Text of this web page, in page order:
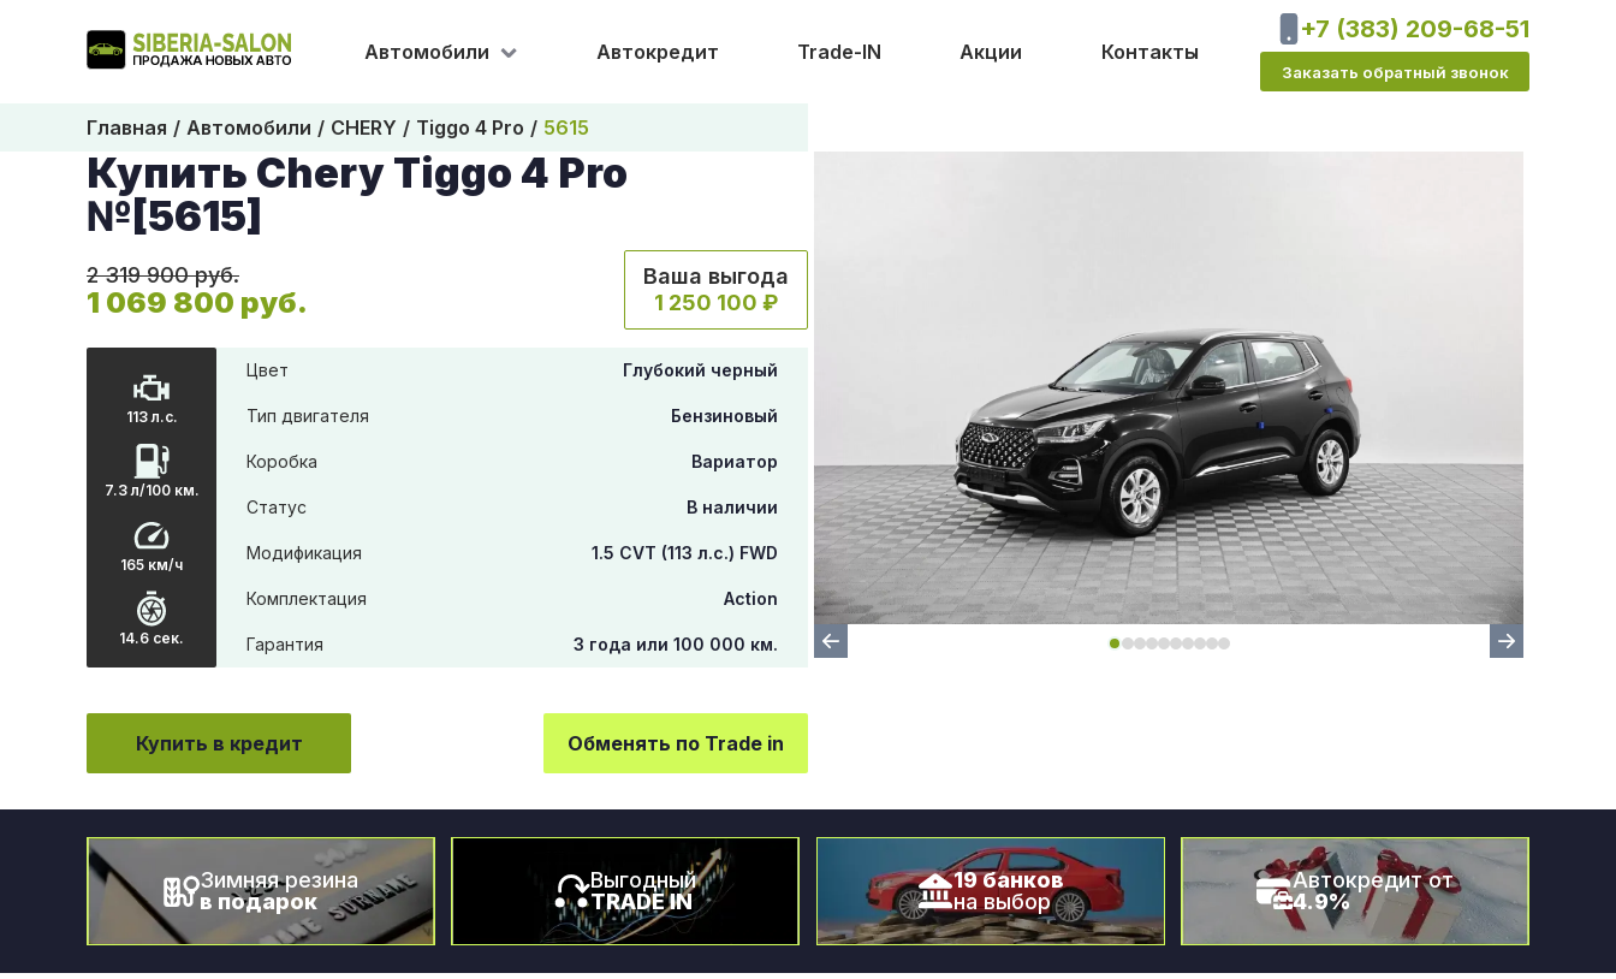
Автомобили Автокредит Trade-IN Акции Контакты
+7 (383) 209-68-51
Заказать обратный звонок
Главная Автомобили CHERY Tiggo 4 Pro 5615
Купить Chery Tiggo 4 Pro
№[5615]
2 319 900 руб.
1 069 800 руб.
Ваша выгода
1 250 100 ₽
113 л.с.
7.3 л/100 км.
165 км/ч
14.6 сек.
Цвет Глубокий черный
Тип двигателя Бензиновый
Коробка Вариатор
Статус В наличии
Модификация 1.5 CVT (113 л.с.) FWD
Комплектация Action
Гарантия 3 года или 100 000 км.
Купить в кредит Обменять по Trade in
Зимняя резина
в подарок
Выгодный
TRADE IN
19 банков
на выбор
Автокредит от
4.9%